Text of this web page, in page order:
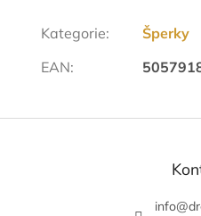
Kategorie:
Šperky
EAN:
Z
info@